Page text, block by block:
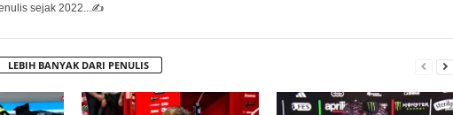
sejak 2022...✍️
LEBIH BANYAK DARI PENULIS